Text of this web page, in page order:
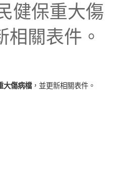
健保重大傷
相關表件。
大傷病檔，並更新相關表件。